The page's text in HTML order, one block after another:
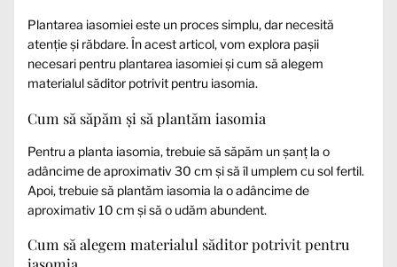
Plantarea iasomiei este un proces simplu, dar necesită
atenție și răbdare. În acest articol, vom explora pașii
necesari pentru plantarea iasomiei și cum să alegem
materialul săditor potrivit pentru iasomia.
Cum să săpăm și să plantăm iasomia
Pentru a planta iasomia, trebuie să săpăm un șanț la o
adâncime de aproximativ 30 cm și să îl umplem cu sol fertil.
Apoi, trebuie să plantăm iasomia la o adâncime de
aproximativ 10 cm și să o udăm abundent.
Cum să alegem materialul săditor potrivit pentru